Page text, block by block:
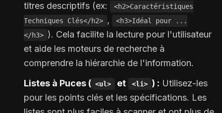
titres descriptifs (ex:
<h2>Caractéristiques
Techniques Clés</h2> ,
<h3>Idéal pour ...
</h3> ). Cela facilite la lecture pour l'utilisateur
et aide les moteurs de recherche à
comprendre la hiérarchie de l'information.
Listes à Puces ( <ul> et <li> ) : Utilisez-les
pour les points clés et les spécifications. Les